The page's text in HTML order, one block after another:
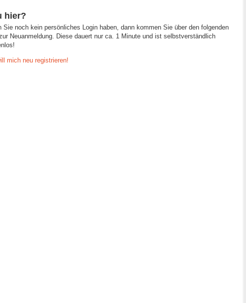
hier?
Sie noch kein persönliches Login haben, dann kommen Sie über den folgenden
Neuanmeldung. Diese dauert nur ca. 1 Minute und ist selbstverständlich
mich neu registrieren!